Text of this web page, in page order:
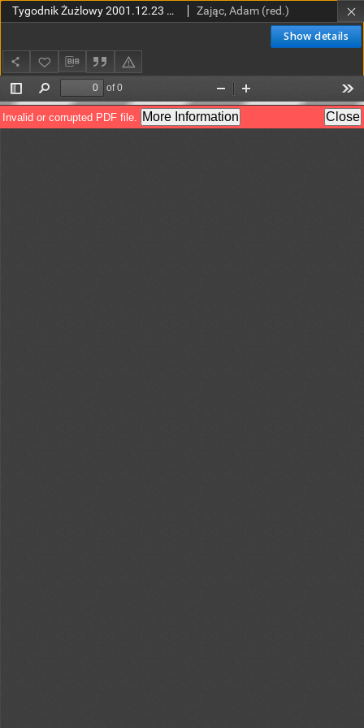
Show details
Tygodnik Żużlowy 2001.12.23 R.11 Nr51/52 (579/580) Zając, Adam (red.)